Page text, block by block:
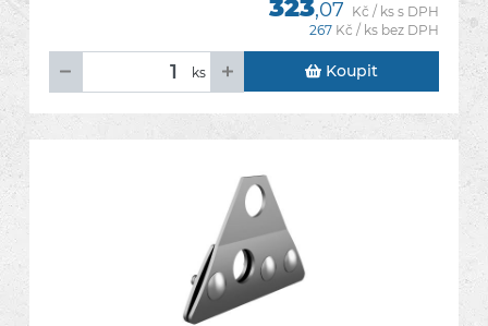
323,07 Kč / ks s DPH
267 Kč / ks bez DPH
ks Koupit